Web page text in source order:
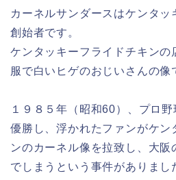
カーネルサンダースはケンタッ
創始者です。
ケンタッキーフライドチキンの
服で白いヒゲのおじいさんの像
１９８５年（昭和60）、プロ
優勝し、浮かれたファンがケン
ンのカーネル像を拉致し、大阪
でしまうという事件がありまし